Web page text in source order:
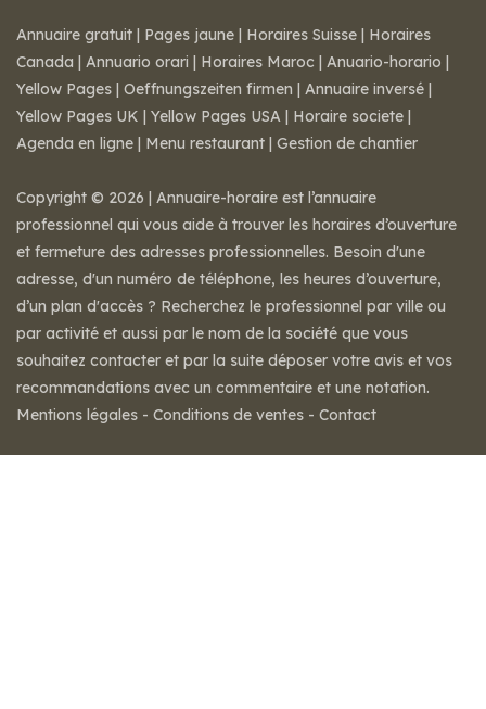
Annuaire gratuit | Pages jaune | Horaires Suisse | Horaires
Canada | Annuario orari | Horaires Maroc | Anuario-horario |
Yellow Pages | Oeffnungszeiten firmen | Annuaire inversé |
Yellow Pages UK | Yellow Pages USA | Horaire societe |
Agenda en ligne | Menu restaurant | Gestion de chantier
Copyright © 2026 | Annuaire-horaire est l’annuaire
professionnel qui vous aide à trouver les horaires d’ouverture
et fermeture des adresses professionnelles. Besoin d'une
adresse, d'un numéro de téléphone, les heures d’ouverture,
d’un plan d'accès ? Recherchez le professionnel par ville ou
par activité et aussi par le nom de la société que vous
souhaitez contacter et par la suite déposer votre avis et vos
recommandations avec un commentaire et une notation.
Mentions légales - Conditions de ventes - Contact